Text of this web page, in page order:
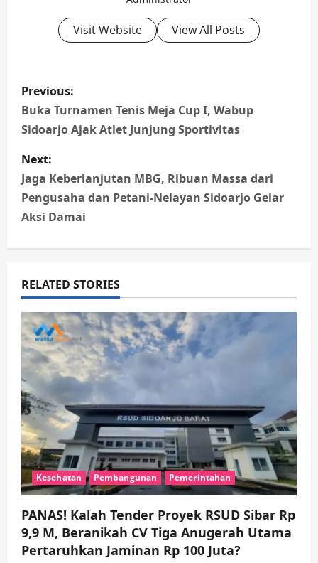
Visit Website View All Posts
P
o
t
n
i
g
a
t
i
o
n
Previous:
Buka Turnamen Tenis Meja Cup I, Wabup
Sidoarjo Ajak Atlet Junjung Sportivitas
Next:
Jaga Keberlanjutan MBG, Ribuan Massa dari
Pengusaha dan Petani-Nelayan Sidoarjo Gelar
Aksi Damai
RELATED STORIES
Kesehatan Pembangunan Pemerintahan
PANAS! Kalah Tender Proyek RSUD Sibar Rp
9,9 M, Beranikah CV Tiga Anugerah Utama
Pertaruhkan Jaminan Rp 100 Juta?